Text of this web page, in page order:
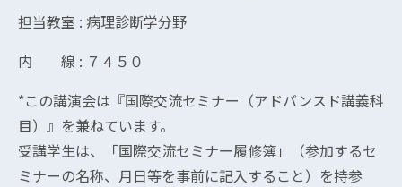
担当教室 : 病理診断学分野
内 線 : ７４５０
*この講演会は『国際交流セミナー（アドバンスド講義科
目）』を兼ねています。
受講学生は、「国際交流セミナー履修簿」（参加するセ
ミナーの名称、月日等を事前に記入すること）を持参